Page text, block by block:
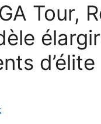
Tour,